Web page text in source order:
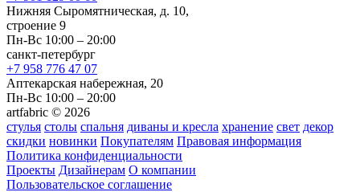
Нижняя Сыромятническая, д. 10,
строение 9
Пн-Вс 10:00 – 20:00
санкт-петербург
+7 958 776 47 07
Аптекарская набережная, 20
Пн-Вс 10:00 – 20:00
artfabric © 2026
стулья столы спальня диваны и кресла хранение свет декор
скидки новинки Покупателям Правовая информация
Политика конфиденциальности
Проекты Дизайнерам О компании
Пользовательское соглашение